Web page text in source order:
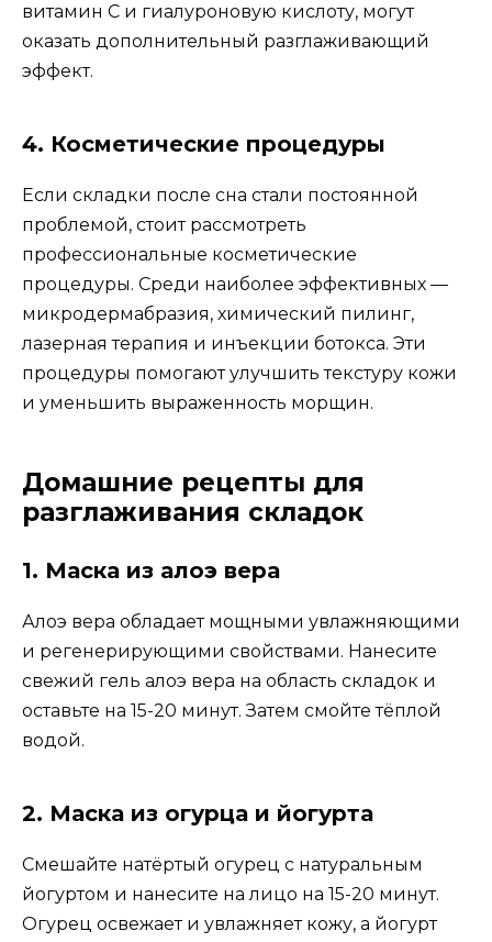
витамин C и гиалуроновую кислоту, могут
оказать дополнительный разглаживающий
эффект.
4. Косметические процедуры
Если складки после сна стали постоянной
проблемой, стоит рассмотреть
профессиональные косметические
процедуры. Среди наиболее эффективных —
микродермабразия, химический пилинг,
лазерная терапия и инъекции ботокса. Эти
процедуры помогают улучшить текстуру кожи
и уменьшить выраженность морщин.
Домашние рецепты для
разглаживания складок
1. Маска из алоэ вера
Алоэ вера обладает мощными увлажняющими
и регенерирующими свойствами. Нанесите
свежий гель алоэ вера на область складок и
оставьте на 15-20 минут. Затем смойте тёплой
водой.
2. Маска из огурца и йогурта
Смешайте натёртый огурец с натуральным
йогуртом и нанесите на лицо на 15-20 минут.
Огурец освежает и увлажняет кожу, а йогурт